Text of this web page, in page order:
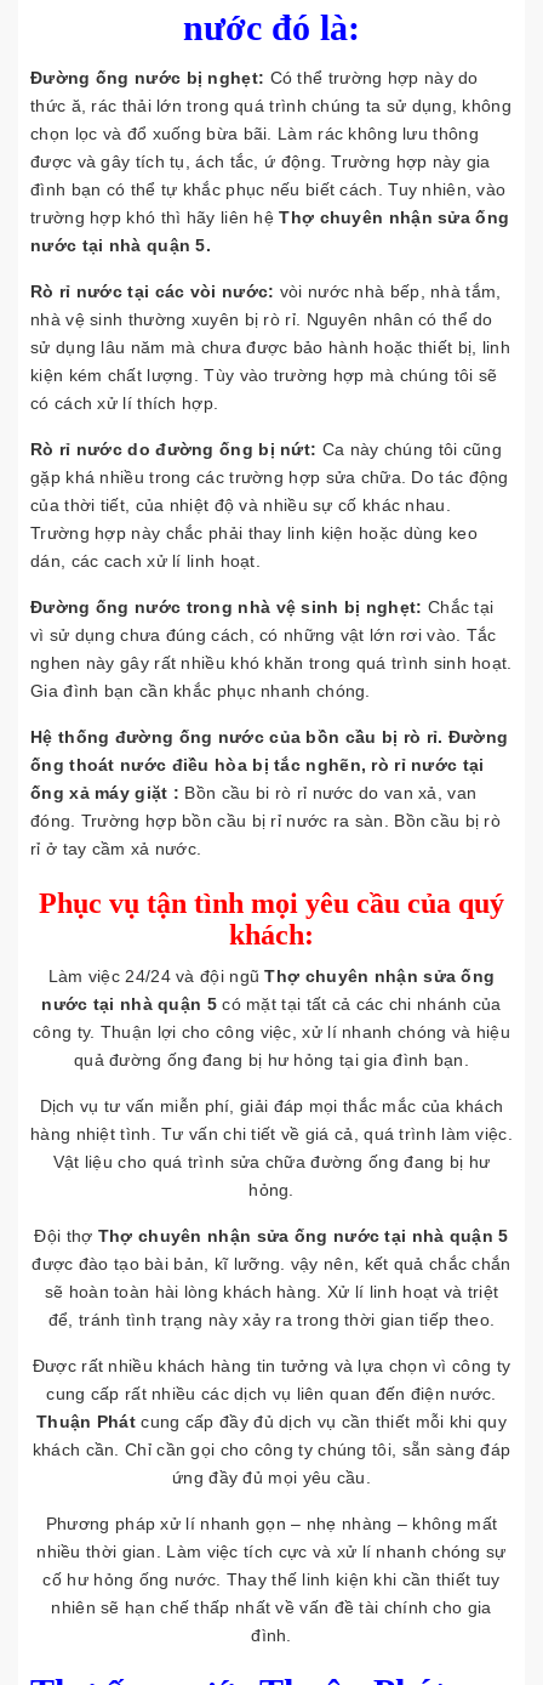
nước đó là:
Đường ống nước bị nghẹt: Có thể trường hợp này do
thức ă, rác thải lớn trong quá trình chúng ta sử dụng, không
chọn lọc và đổ xuống bừa bãi. Làm rác không lưu thông
được và gây tích tụ, ách tắc, ứ động. Trường hợp này gia
đình bạn có thể tự khắc phục nếu biết cách. Tuy nhiên, vào
trường hợp khó thì hãy liên hệThợ chuyên nhận sửa ống
nước tại nhà quận 5.
Rò rỉ nước tại các vòi nước: vòi nước nhà bếp, nhà tắm,
nhà vệ sinh thường xuyên bị rò rỉ. Nguyên nhân có thể do
sử dụng lâu năm mà chưa được bảo hành hoặc thiết bị, linh
kiện kém chất lượng. Tùy vào trường hợp mà chúng tôi sẽ
có cách xử lí thích hợp.
Rò rỉ nước do đường ống bị nứt: Ca này chúng tôi cũng
gặp khá nhiều trong các trường hợp sửa chữa. Do tác động
của thời tiết, của nhiệt độ và nhiều sự cố khác nhau.
Trường hợp này chắc phải thay linh kiện hoặc dùng keo
dán, các cach xử lí linh hoạt.
Đường ống nước trong nhà vệ sinh bị nghẹt: Chắc tại
vì sử dụng chưa đúng cách, có những vật lớn rơi vào. Tắc
nghen này gây rất nhiều khó khăn trong quá trình sinh hoạt.
Gia đình bạn cần khắc phục nhanh chóng.
Hệ thống đường ống nước của bồn cầu bị rò rỉ. Đường
ống thoát nước điều hòa bị tắc nghẽn, rò rỉ nước tại
ống xả máy giặt : Bồn cầu bi rò rỉ nước do van xả, van
đóng. Trường hợp bồn cầu bị rỉ nước ra sàn. Bồn cầu bị rò
rỉ ở tay cầm xả nước.
Phục vụ tận tình mọi yêu cầu của quý
khách:
Làm việc 24/24 và đội ngũThợ chuyên nhận sửa ống
nước tại nhà quận 5có mặt tại tất cả các chi nhánh của
công ty. Thuận lợi cho công việc, xử lí nhanh chóng và hiệu
quả đường ống đang bị hư hỏng tại gia đình bạn.
Dịch vụ tư vấn miễn phí, giải đáp mọi thắc mắc của khách
hàng nhiệt tình. Tư vấn chi tiết về giá cả, quá trình làm việc.
Vật liệu cho quá trình sửa chữa đường ống đang bị hư
hỏng.
Đội thợ Thợ chuyên nhận sửa ống nước tại nhà quận 5
được đào tạo bài bản, kĩ lưỡng. vậy nên, kết quả chắc chắn
sẽ hoàn toàn hài lòng khách hàng. Xử lí linh hoạt và triệt
để, tránh tình trạng này xảy ra trong thời gian tiếp theo.
Được rất nhiều khách hàng tin tưởng và lựa chọn vì công ty
cung cấp rất nhiều các dịch vụ liên quan đến điện nước.
Thuận Phát cung cấp đầy đủ dịch vụ cần thiết mỗi khi quy
khách cần. Chỉ cần gọi cho công ty chúng tôi, sẵn sàng đáp
ứng đầy đủ mọi yêu cầu.
Phương pháp xử lí nhanh gọn – nhẹ nhàng – không mất
nhiều thời gian. Làm việc tích cực và xử lí nhanh chóng sự
cố hư hỏng ống nước. Thay thế linh kiện khi cần thiết tuy
nhiên sẽ hạn chế thấp nhất về vấn đề tài chính cho gia
đình.